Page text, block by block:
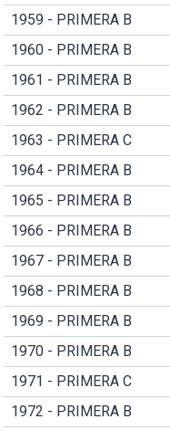
1959 - PRIMERA B
1960 - PRIMERA B
1961 - PRIMERA B
1962 - PRIMERA B
1963 - PRIMERA C
1964 - PRIMERA B
1965 - PRIMERA B
1966 - PRIMERA B
1967 - PRIMERA B
1968 - PRIMERA B
1969 - PRIMERA B
1970 - PRIMERA B
1971 - PRIMERA C
1972 - PRIMERA B